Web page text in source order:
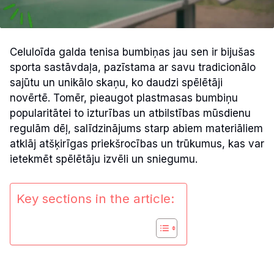
Celuloīda galda tenisa bumbiņas jau sen ir bijušas
sporta sastāvdaļa, pazīstama ar savu tradicionālo
sajūtu un unikālo skaņu, ko daudzi spēlētāji
novērtē. Tomēr, pieaugot plastmasas bumbiņu
popularitātei to izturības un atbilstības mūsdienu
regulām dēļ, salīdzinājums starp abiem materiāliem
atklāj atšķirīgas priekšrocības un trūkumus, kas var
ietekmēt spēlētāju izvēli un sniegumu.
Key sections in the article: